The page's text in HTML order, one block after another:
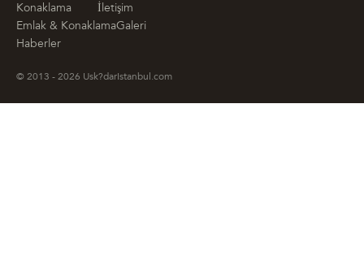
Konaklama
İletişim
Emlak & KonaklamaGaleri
Haberler
© 2013 - 2026 Usk?darIstanbul.com